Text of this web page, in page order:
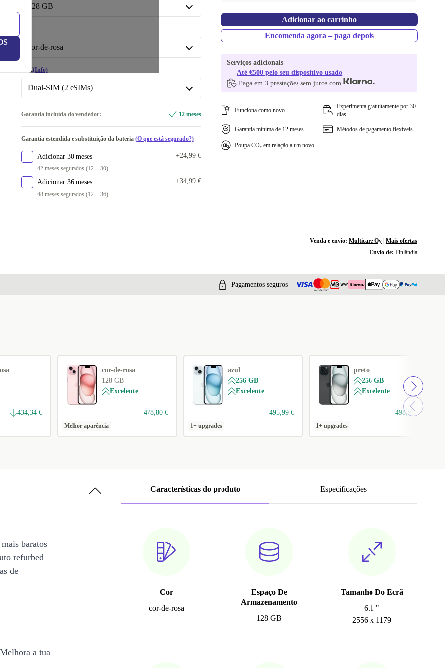
Novo +14,81 €
128 GB
+153,27 €
512 GB +292,22 €
cor-de-rosa
cor-de-rosa
azul +13,27 €
Disponível noutras configurações
verde +72,27 €
SIM(Info)
Dual-SIM (2 eSIMs)
Dual-SIM (physical SIM + eSIM) +28,26 €
Disponível noutras configurações
Dual-SIM (2 physical SIMs) +53,27 €
Garantia incluída do vendedor: 12 meses
Garantia estendida e substituição da bateria (O que está segurado?)
Adicionar 30 meses
42 meses segurados (12 + 30)
+24,99 €
Adicionar 36 meses
48 meses segurados (12 + 36)
+34,99 €
Adicionar ao carrinho
Encomenda agora – paga depois
Serviços adicionais
Até €500 pelo seu dispositivo usado
Paga em 3 prestações sem juros com
Funciona como novo
Experimenta gratuitamente por 30
dias
Garantia mínima de 12 meses Métodos de pagamento flexíveis
Poupa CO₂ em relação a um novo
Venda e envio: Multicare Oy| Mais ofertas
Envio de: Finlândia
Pagamentos seguros
434,34 €
cor-de-rosa
128 GB
Excelente
478,80 €
Melhor aparência
azul
256 GB
Excelente
495,99 €
1+ upgrades
preto
256 GB
Excelente
498,99 €
1+ upgrades
Características do produto Especificações
Cor
cor-de-rosa
Espaço De
Armazenamento
128 GB
Tamanho Do Ecrã
6.1 "
2556 x 1179
baratos
refurbed
de
a tua